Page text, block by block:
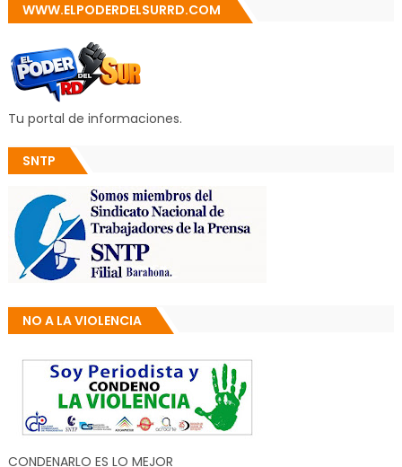
WWW.ELPODERDELSURRD.COM
Tu portal de informaciones.
SNTP
NO A LA VIOLENCIA
CONDENARLO ES LO MEJOR